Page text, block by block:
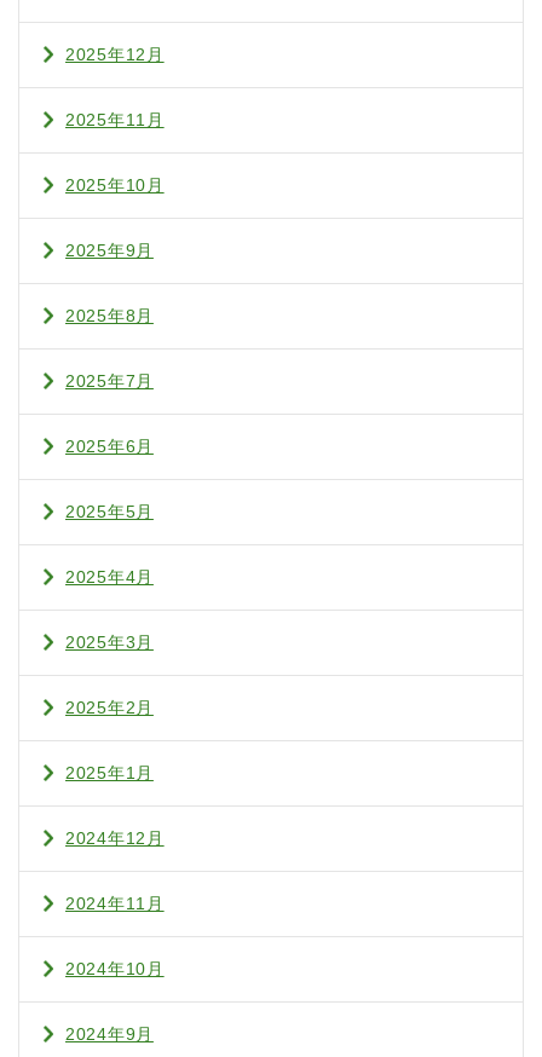
2025年12月
2025年11月
2025年10月
2025年9月
2025年8月
2025年7月
2025年6月
2025年5月
2025年4月
2025年3月
2025年2月
2025年1月
2024年12月
2024年11月
2024年10月
2024年9月